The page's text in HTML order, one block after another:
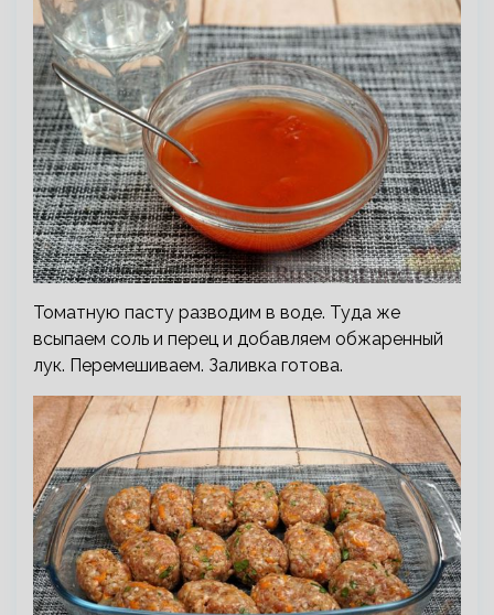
Томатную пасту разводим в воде. Туда же
всыпаем соль и перец и добавляем обжаренный
лук. Перемешиваем. Заливка готова.